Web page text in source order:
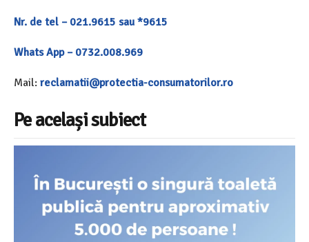
Nr. de tel – 021.9615 sau *9615
Whats App – 0732.008.969
Mail: reclamatii@protectia-consumatorilor.ro
Pe același subiect